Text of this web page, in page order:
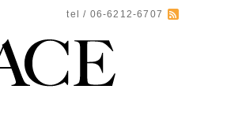
tel / 06-6212-6707